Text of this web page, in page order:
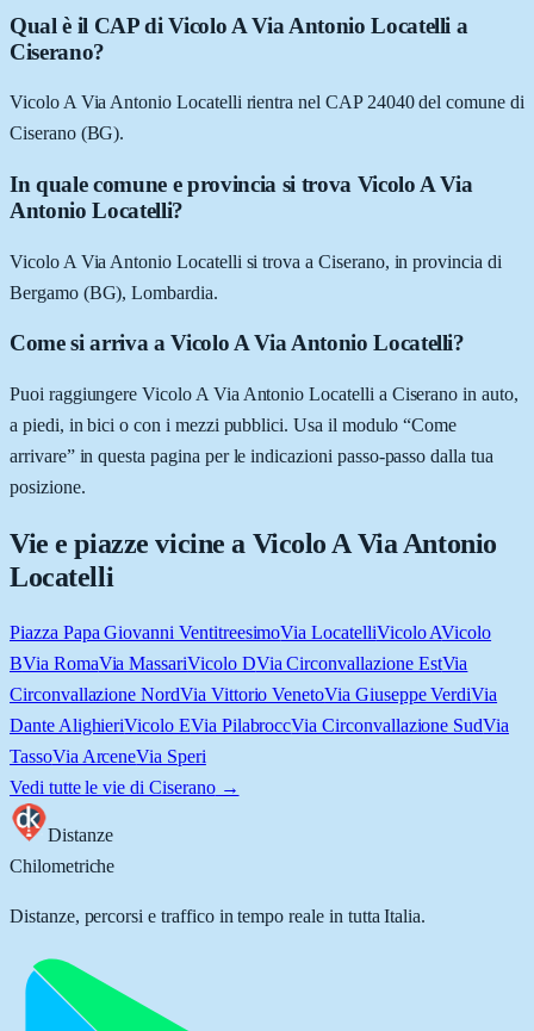
Qual è il CAP di Vicolo A Via Antonio Locatelli a
Ciserano?
Vicolo A Via Antonio Locatelli rientra nel CAP 24040 del comune di
Ciserano (BG).
In quale comune e provincia si trova Vicolo A Via
Antonio Locatelli?
Vicolo A Via Antonio Locatelli si trova a Ciserano, in provincia di
Bergamo (BG), Lombardia.
Come si arriva a Vicolo A Via Antonio Locatelli?
Puoi raggiungere Vicolo A Via Antonio Locatelli a Ciserano in auto,
a piedi, in bici o con i mezzi pubblici. Usa il modulo “Come
arrivare” in questa pagina per le indicazioni passo-passo dalla tua
posizione.
Vie e piazze vicine a Vicolo A Via Antonio
Locatelli
Piazza Papa Giovanni VentitreesimoVia LocatelliVicolo AVicolo
BVia RomaVia MassariVicolo DVia Circonvallazione EstVia
Circonvallazione NordVia Vittorio VenetoVia Giuseppe VerdiVia
Dante AlighieriVicolo EVia PilabroccVia Circonvallazione SudVia
TassoVia ArceneVia Speri
Vedi tutte le vie di Ciserano→
Distanze
Chilometriche
Distanze, percorsi e traffico in tempo reale in tutta Italia.